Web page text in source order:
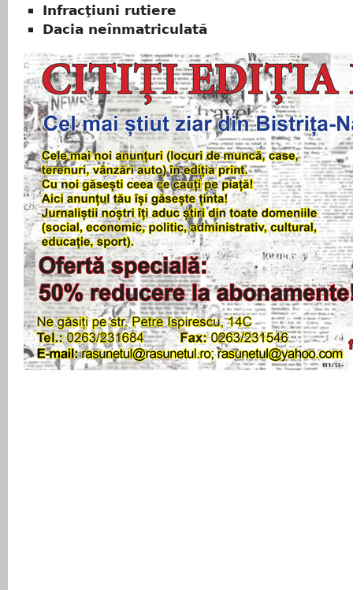
Infracţiuni rutiere
Dacia neînmatriculată